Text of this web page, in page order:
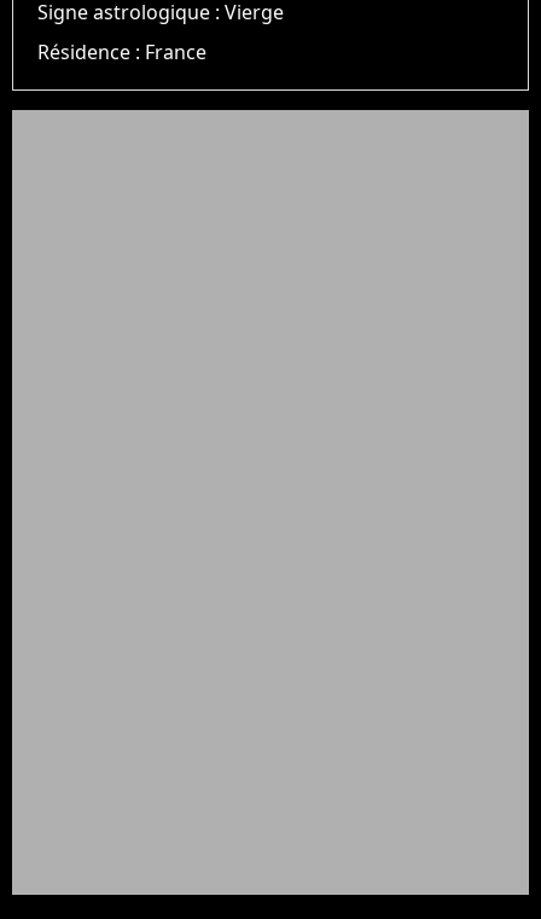
Signe astrologique :Vierge
Résidence : France